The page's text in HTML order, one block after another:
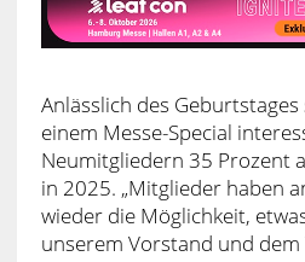
Anlässlich des
einem Messe-Special
Neumitgliedern 35 Prozent
in 2025. „Mitglieder haben
wieder die Möglichkeit,
unserem Vorstand und dem